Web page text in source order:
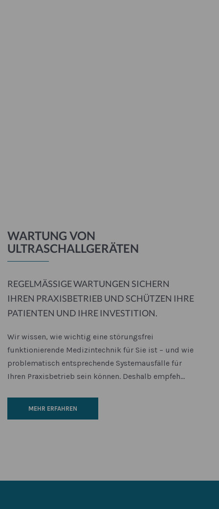
WARTUNG VON
ULTRASCHALLGERÄTEN
REGELMÄSSIGE WARTUNGEN SICHERN I
HREN PRAXISBETRIEB UND SCHÜTZEN IHRE P
ATIENTEN UND IHRE INVESTITION.
Wir wissen, wie wichtig eine störungsfrei
funktionierende Medizintechnik für Sie ist – und wie
problematisch entsprechende Systemausfälle für
Ihren Praxisbetrieb sein können. Deshalb empfeh...
MEHR ERFAHREN